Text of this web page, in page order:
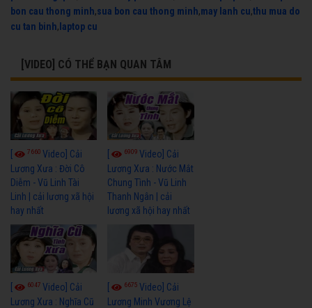
bon cau thong minh,sua bon cau thong minh,may lanh cu,thu mua do
cu tan binh, laptop cu
[VIDEO] CÓ THỂ BẠN QUAN TÂM
7660 Video] Cải
Lương Xưa : Đời Cô
Diễm - Vũ Linh Tài
Linh | cải lương xã hội
hay nhất
6909Video] Cải
Lương Xưa : Nước Mắt
Chung Tình - Vũ Linh
Thanh Ngân | cải
lương xã hội hay nhất
6047 Video] Cải
Lương Xưa : Nghĩa Cũ
6675Video] Cải
Lương Minh Vương Lệ